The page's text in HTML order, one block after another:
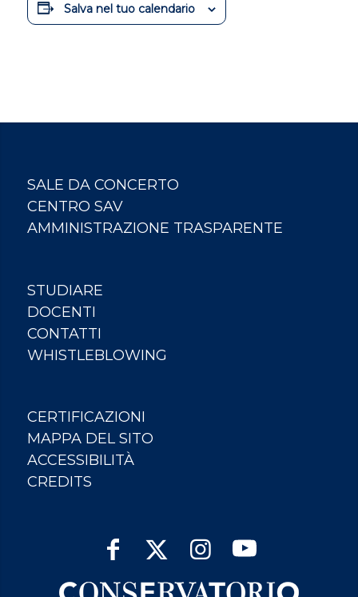
Salva nel tuo calendario
SALE DA CONCERTO
CENTRO SAV
AMMINISTRAZIONE TRASPARENTE
STUDIARE
DOCENTI
CONTATTI
WHISTLEBLOWING
CERTIFICAZIONI
MAPPA DEL SITO
ACCESSIBILITÀ
CREDITS